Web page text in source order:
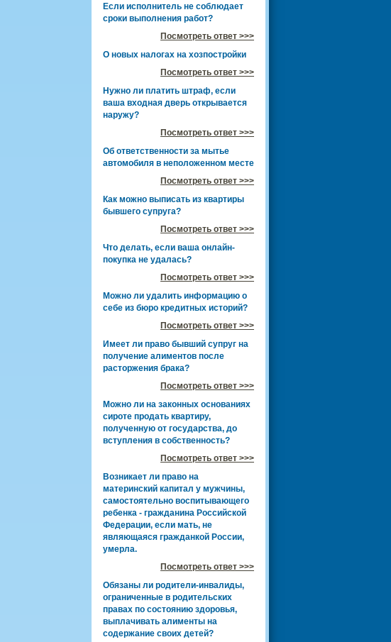
Если исполнитель не соблюдает
сроки выполнения работ?
Посмотреть ответ >>>
О новых налогах на хозпостройки
Посмотреть ответ >>>
Нужно ли платить штраф, если
ваша входная дверь открывается
наружу?
Посмотреть ответ >>>
Об ответственности за мытье
автомобиля в неположенном месте
Посмотреть ответ >>>
Как можно выписать из квартиры
бывшего супруга?
Посмотреть ответ >>>
Что делать, если ваша онлайн-
покупка не удалась?
Посмотреть ответ >>>
Можно ли удалить информацию о
себе из бюро кредитных историй?
Посмотреть ответ >>>
Имеет ли право бывший супруг на
получение алиментов после
расторжения брака?
Посмотреть ответ >>>
Можно ли на законных основаниях
сироте продать квартиру,
полученную от государства, до
вступления в собственность?
Посмотреть ответ >>>
Возникает ли право на
материнский капитал у мужчины,
самостоятельно воспитывающего
ребенка - гражданина Российской
Федерации, если мать, не
являющаяся гражданкой России,
умерла.
Посмотреть ответ >>>
Обязаны ли родители-инвалиды,
ограниченные в родительских
правах по состоянию здоровья,
выплачивать алименты на
содержание своих детей?